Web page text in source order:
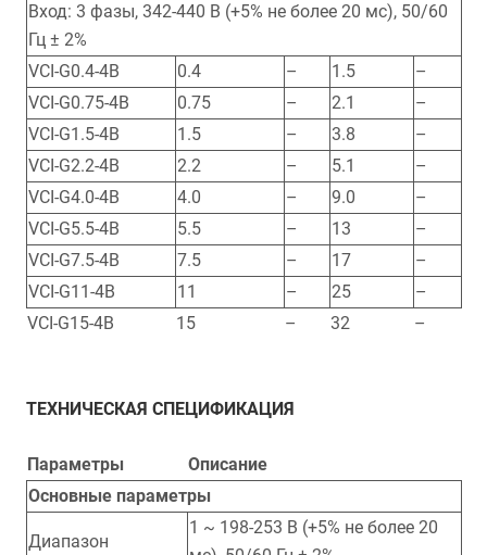
Вход: 3 фазы, 342-440 В (+5% не более 20 мс), 50/60
Гц ± 2%
VCI-G0.4-4B
0.4 – 1.5
–
VCI-G0.75-4B
0.75 – 2.1
–
VCI-G1.5-4B
1.5 – 3.8
–
VCI-G2.2-4B
2.2 – 5.1
–
VCI-G4.0-4B
4.0 – 9.0
–
VCI-G5.5-4B
5.5 – 13
–
VCI-G7.5-4B
7.5 – 17
–
VCI-G11-4B
11 – 25
–
VCI-G15-4B
15 – 32 –
ТЕХНИЧЕСКАЯ СПЕЦИФИКАЦИЯ
Параметры
Описание
Основные параметры
Диапазон
1 ~ 198-253 В (+5% не более 20